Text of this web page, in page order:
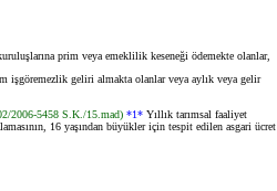
prim veya emeklilik keseneği ödemekte olanlar,
işgöremezlik geliri almakta olanlar veya aylık veya gelir
2006-5458 S.K./15.mad) *1* Yıllık tarımsal faaliyet
16 yaşından büyükler için tespit edilen asgari ücret